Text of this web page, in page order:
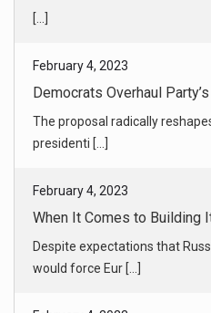
The proposal radically
February 4, 2023
Despite expectations that
February 4, 2023
Ukraine has used the strategic